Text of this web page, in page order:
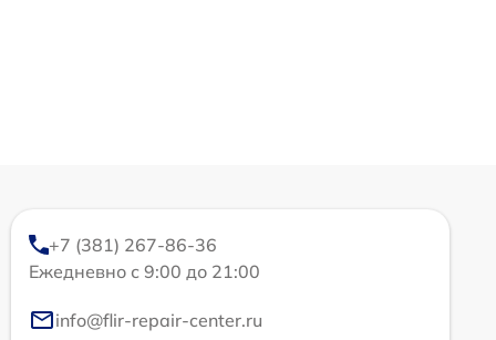
+7 (381) 267-86-36
Ежедневно с 9:00 до 21:00
info@flir-repair-center.ru